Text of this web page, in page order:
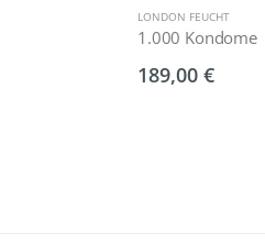
LONDON FEUCHT
1.000 Kondome
189,00 €